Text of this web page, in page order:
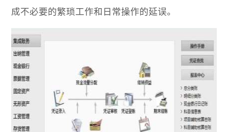
成不必要的繁琐工作和日常操作的延误。